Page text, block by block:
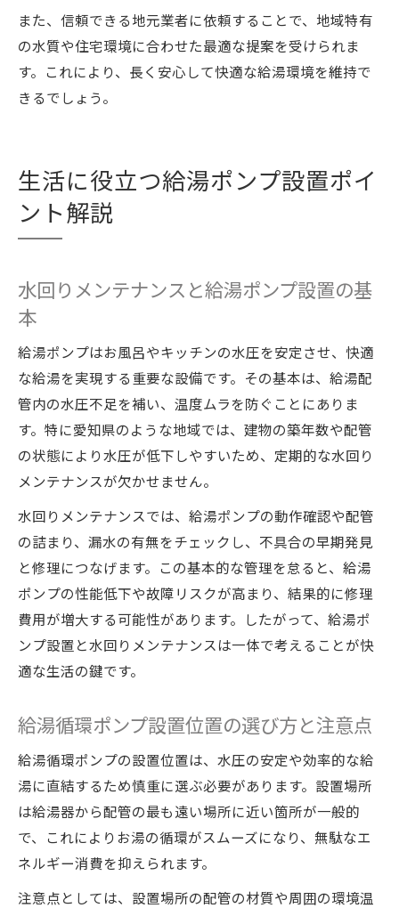
また、信頼できる地元業者に依頼することで、地域特有
の水質や住宅環境に合わせた最適な提案を受けられま
す。これにより、長く安心して快適な給湯環境を維持で
きるでしょう。
生活に役立つ給湯ポンプ設置ポイ
ント解説
水回りメンテナンスと給湯ポンプ設置の基
本
給湯ポンプはお風呂やキッチンの水圧を安定させ、快適
な給湯を実現する重要な設備です。その基本は、給湯配
管内の水圧不足を補い、温度ムラを防ぐことにありま
す。特に愛知県のような地域では、建物の築年数や配管
の状態により水圧が低下しやすいため、定期的な水回り
メンテナンスが欠かせません。
水回りメンテナンスでは、給湯ポンプの動作確認や配管
の詰まり、漏水の有無をチェックし、不具合の早期発見
と修理につなげます。この基本的な管理を怠ると、給湯
ポンプの性能低下や故障リスクが高まり、結果的に修理
費用が増大する可能性があります。したがって、給湯ポ
ンプ設置と水回りメンテナンスは一体で考えることが快
適な生活の鍵です。
給湯循環ポンプ設置位置の選び方と注意点
給湯循環ポンプの設置位置は、水圧の安定や効率的な給
湯に直結するため慎重に選ぶ必要があります。設置場所
は給湯器から配管の最も遠い場所に近い箇所が一般的
で、これによりお湯の循環がスムーズになり、無駄なエ
ネルギー消費を抑えられます。
注意点としては、設置場所の配管の材質や周囲の環境温